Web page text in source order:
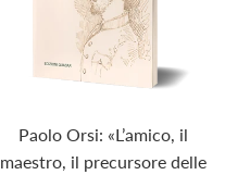
Paolo Orsi: «L’amico, il
maestro, il precursore delle